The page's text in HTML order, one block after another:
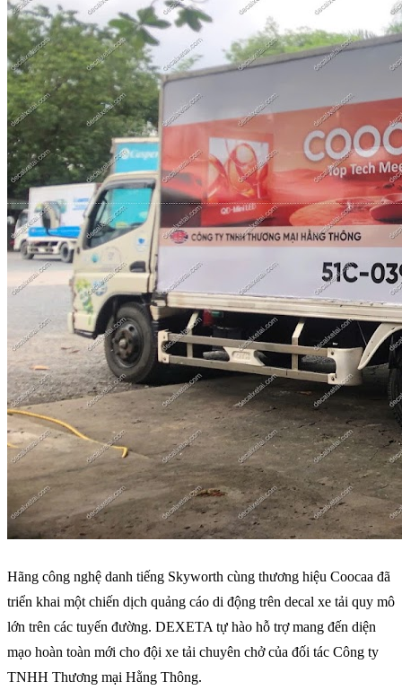
Hãng công nghệ danh tiếng Skyworth cùng thương hiệu Coocaa đã
triển khai một chiến dịch quảng cáo di động trên decal xe tải quy mô
lớn trên các tuyến đường. DEXETA tự hào hỗ trợ mang đến diện
mạo hoàn toàn mới cho đội xe tải chuyên chở của đối tác Công ty
TNHH Thương mại Hằng Thông.